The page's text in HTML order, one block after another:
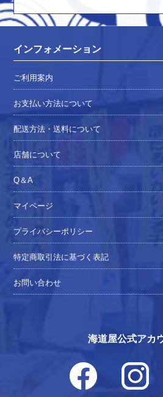
インフォメーション
ご利用案内
お支払い方法について
配送方法・送料について
店舗について
Q＆A
マイページ
プライバシーポリシー
特定商取引法に基づく表記
お問い合わせ
海道屋公式アカ